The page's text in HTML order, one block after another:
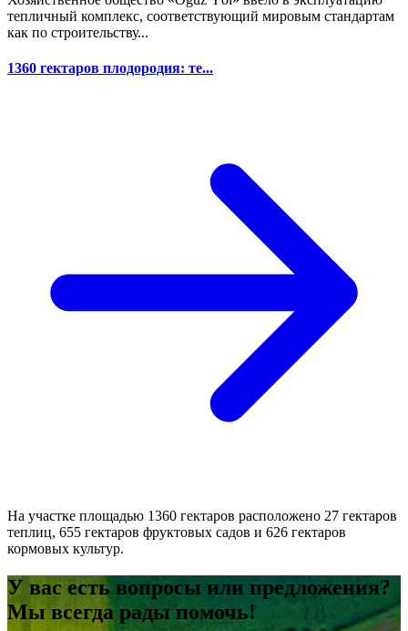
тепличный комплекс, соответствующий мировым стандартам
как по строительству...
1360 гектаров плодородия: те...
На участке площадью 1360 гектаров расположено 27 гектаров
теплиц, 655 гектаров фруктовых садов и 626 гектаров
кормовых культур.
У вас есть вопросы или предложения?
Мы всегда рады помочь!